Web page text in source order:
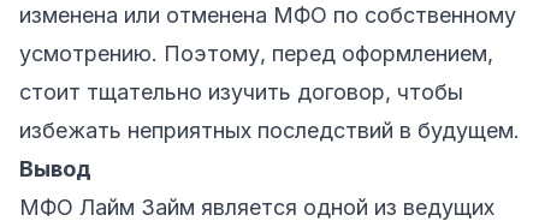
изменена или отменена МФО по собственному
усмотрению. Поэтому, перед оформлением,
стоит тщательно изучить договор, чтобы
избежать неприятных последствий в будущем.
Вывод
МФО Лайм Займ является одной из ведущих